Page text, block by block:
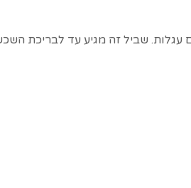
שביל זה מגיע עד לבריכת